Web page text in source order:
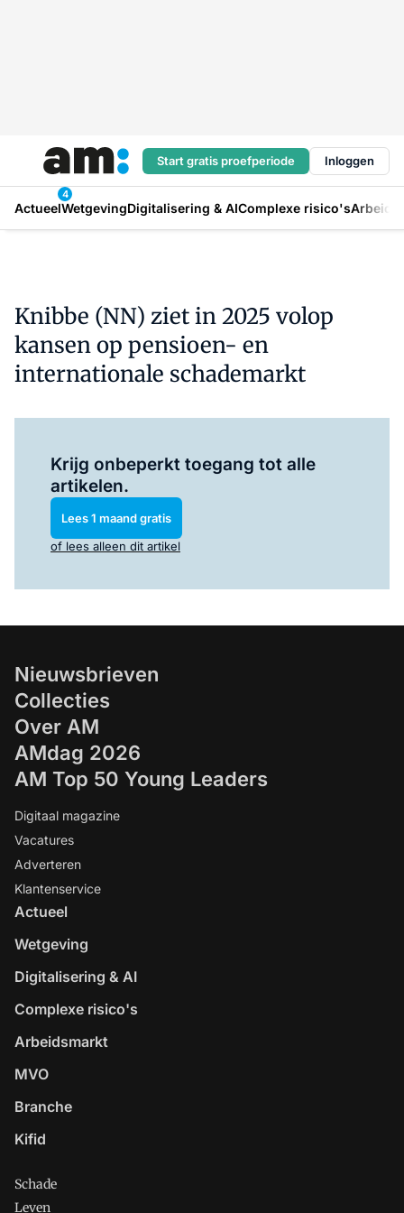
Start gratis proefperiode Inloggen
Actueel
4
WetgevingDigitalisering & AIComplexe risico's
Knibbe (NN) ziet in 2025 volop
kansen op pensioen- en
internationale schademarkt
Krijg onbeperkt toegang tot alle
artikelen.
Lees 1 maand gratis
of lees alleen dit artikel
Nieuwsbrieven
Collecties
Over AM
AMdag 2026
AM Top 50 Young Leaders
Digitaal magazine
Vacatures
Adverteren
Klantenservice
Actueel
Wetgeving
Digitalisering & AI
Complexe risico's
Arbeidsmarkt
MVO
Branche
Kifid
Schade
Leven